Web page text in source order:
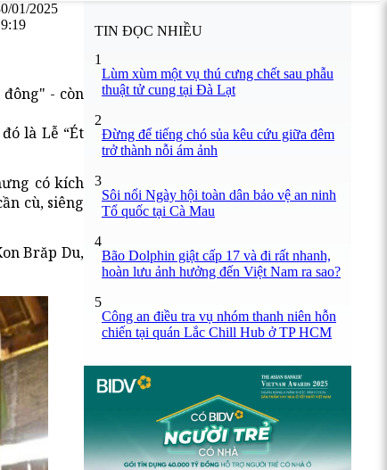
01/2025
- còn
là Lễ “Ét
có kích
cù, siêng
Brăp Du,
TIN ĐỌC NHIỀU
1
Lùm xùm một vụ thú cưng chết sau phẫu
thuật tử cung tại Đà Lạt
2
Đừng để tiếng chó sủa kêu cứu giữa đêm
trở thành nỗi ám ảnh
3
Sôi nổi Ngày hội toàn dân bảo vệ an ninh
Tổ quốc tại Cà Mau
4
Bão Dolphin giật cấp 17 và đi rất nhanh,
hoàn lưu ảnh hưởng đến Việt Nam ra sao?
5
Công an điều tra vụ nhóm thanh niên hỗn
chiến tại quán Lắc Chill Hub ở TP HCM